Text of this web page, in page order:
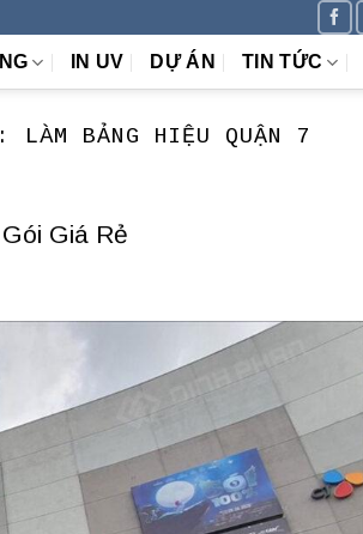
IN UV DỰ ÁN TIN TỨC
LÀM BẢNG HIỆU QUẬN 7
Giá Rẻ